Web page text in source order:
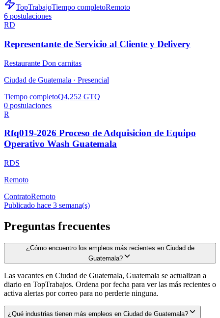
TopTrabajoTiempo completoRemoto
6 postulaciones
RD
Representante de Servicio al Cliente y Delivery
Restaurante Don carnitas
Ciudad de Guatemala · Presencial
Tiempo completoQ4,252 GTQ
0 postulaciones
R
Rfq019-2026 Proceso de Adquisicion de Equipo
Operativo Wash Guatemala
RDS
Remoto
ContratoRemoto
Publicado hace 3 semana(s)
Preguntas frecuentes
¿Cómo encuentro los empleos más recientes en Ciudad de
Guatemala?
Las vacantes en Ciudad de Guatemala, Guatemala se actualizan a
diario en TopTrabajos. Ordena por fecha para ver las más recientes o
activa alertas por correo para no perderte ninguna.
¿Qué industrias tienen más empleos en Ciudad de Guatemala?